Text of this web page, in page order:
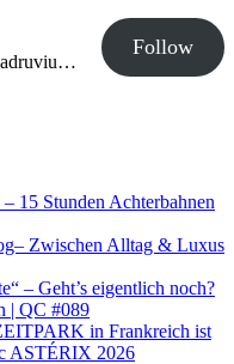
@quadruvium.club@quadruvium.club
Follow
15 Stunden Achterbahnen
Zwischen Alltag & Luxus
– Geht’s eigentlich noch?
| QC #089
in Frankreich ist
ASTÉRIX 2026